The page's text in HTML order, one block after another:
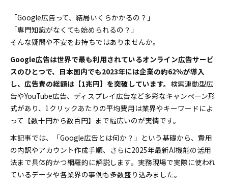
「Google広告って、結局いくらかかるの？」
「専門知識がなくても始められるの？」
そんな疑問や不安をお持ちではありませんか。
Google広告は世界で最も利用されているオンライン広告サービ
スのひとつで、日本国内でも2023年には企業の約62％が導入
し、広告費の総額は【1兆円】を突破しています。 検索連動型広
告やYouTube広告、ディスプレイ広告など多彩なキャンペーン形
式があり、1クリックあたりの平均費用は業界やキーワードによ
って【数十円から数百円】まで幅広いのが実情です。
本記事では、「Google広告とは何か？」という基礎から、費用
の内訳やアカウント作成手順、さらに2025年最新AI機能の活用
法まで具体的かつ網羅的に解説します。実務現場で実際に使われ
ているデータや各業界の事例も多数盛り込みました。